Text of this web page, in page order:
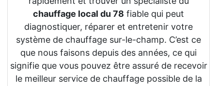
chauffage local du 78 fiable qui peut
diagnostiquer, réparer et entretenir votre
système de chauffage sur-le-champ. C’est ce
que nous faisons depuis des années, ce qui
signifie que vous pouvez être assuré de recevoir
le meilleur service de chauffage possible de la